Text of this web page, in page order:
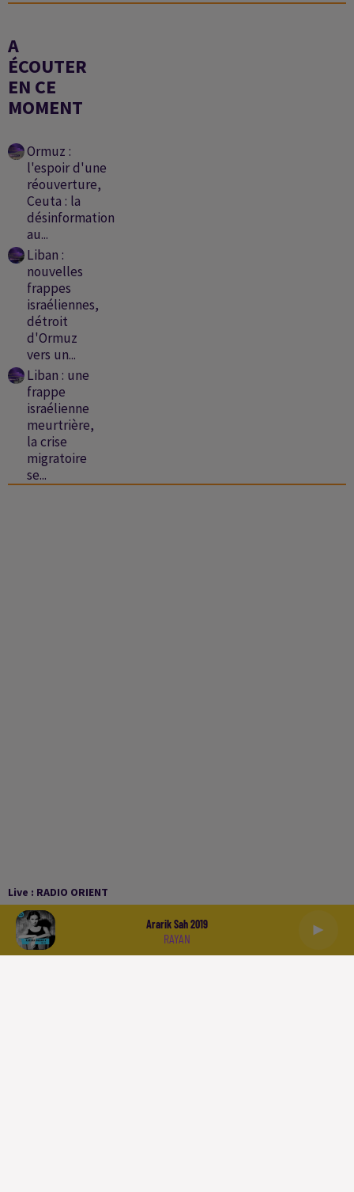
Live : RADIO ORIENT
Ararik Sah 2019
RAYAN
A
ÉCOUTER
EN CE
MOMENT
Ormuz :
l'espoir d'une
réouverture,
Ceuta : la
désinformation
au...
Liban :
nouvelles
frappes
israéliennes,
détroit
d'Ormuz
vers un...
Liban : une
frappe
israélienne
meurtrière,
la crise
migratoire
se...